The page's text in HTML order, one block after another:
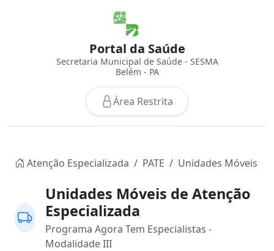
Portal da Saúde
Secretaria Municipal de Saúde - SESMA
Belém - PA
Área Restrita
Atenção Especializada PATE Unidades Móveis
Unidades Móveis de Atenção
Especializada
Programa Agora Tem Especialistas -
Modalidade III